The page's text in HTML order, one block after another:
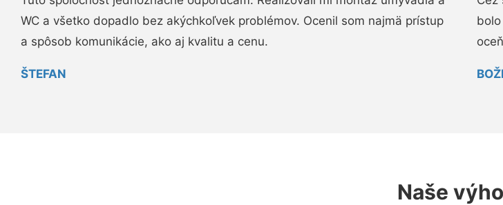
WC a všetko dopadlo bez akýchkoľvek problémov. Ocenil som najmä prístup
a spôsob komunikácie, ako aj kvalitu a cenu.
ŠTEFAN
Naše